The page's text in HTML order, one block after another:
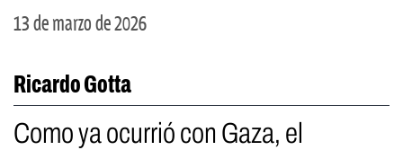
13 de marzo de 2026
Ricardo Gotta
Como ya ocurrió con Gaza, el